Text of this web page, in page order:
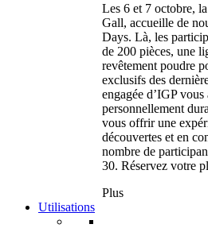
Les 6 et 7 octobre,
Gall, accueille de
Days. Là, les
de 200 pièces, une
revêtement poudre
exclusifs des
engagée d’IGP
personnellement
vous offrir une
découvertes et en
nombre de
30. Réservez votre
Plus
Utilisations